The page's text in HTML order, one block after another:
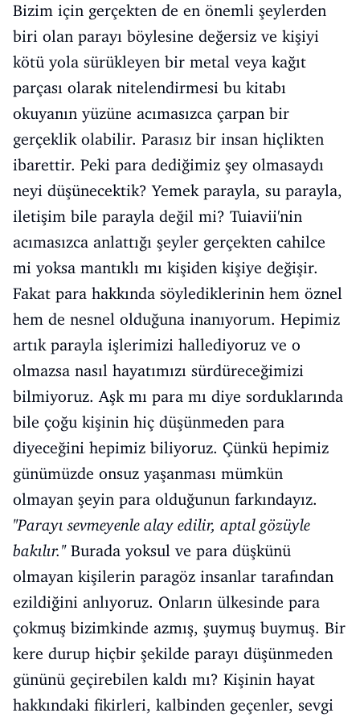
Bizim için gerçekten de en önemli şeylerden
biri olan parayı böylesine değersiz ve kişiyi
kötü yola sürükleyen bir metal veya kağıt
parçası olarak nitelendirmesi bu kitabı
okuyanın yüzüne acımasızca çarpan bir
gerçeklik olabilir. Parasız bir insan hiçlikten
ibarettir. Peki para dediğimiz şey olmasaydı
neyi düşünecektik? Yemek parayla, su parayla,
iletişim bile parayla değil mi? Tuiavii'nin
acımasızca anlattığı şeyler gerçekten cahilce
mi yoksa mantıklı mı kişiden kişiye değişir.
Fakat para hakkında söylediklerinin hem öznel
hem de nesnel olduğuna inanıyorum. Hepimiz
artık parayla işlerimizi hallediyoruz ve o
olmazsa nasıl hayatımızı sürdüreceğimizi
bilmiyoruz. Aşk mı para mı diye sorduklarında
bile çoğu kişinin hiç düşünmeden para
diyeceğini hepimiz biliyoruz. Çünkü hepimiz
günümüzde onsuz yaşanması mümkün
olmayan şeyin para olduğunun farkındayız.
''Parayı sevmeyenle alay edilir, aptal gözüyle
bakılır.''Burada yoksul ve para düşkünü
olmayan kişilerin paragöz insanlar tarafından
ezildiğini anlıyoruz. Onların ülkesinde para
çokmuş bizimkinde azmış, şuymuş buymuş. Bir
kere durup hiçbir şekilde parayı düşünmeden
gününü geçirebilen kaldı mı? Kişinin hayat
hakkındaki fikirleri, kalbinden geçenler, sevgi